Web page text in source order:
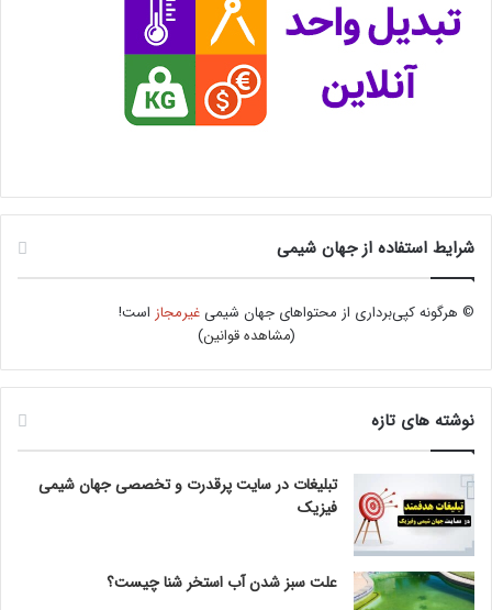
شرایط استفاده از جهان شیمی
© هرگونه کپی‌برداری از محتواهای جهان شیمیغیرمجاز است!
(مشاهده قوانین)
نوشته های تازه
تبلیغات در سایت پرقدرت و تخصصی جهان شیمی
فیزیک
علت سبز شدن آب استخر شنا چیست؟